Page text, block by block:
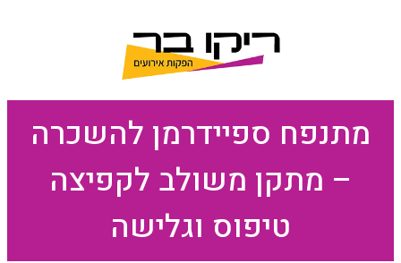
מתנפח ספיידרמן להשכרה
– מתקן משולב לקפיצה
טיפוס וגלישה